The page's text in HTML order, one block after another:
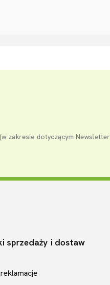
zakresie dotyczącym
sprzedaży i dostaw